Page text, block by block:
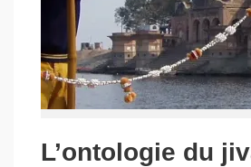
L’ontologie du